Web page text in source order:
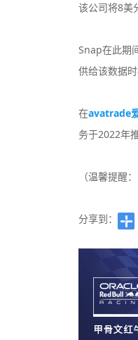
该公司将8美
Snap在此期
供给该数据
在avatrade
务于2022年
（温馨提醒
分享到：